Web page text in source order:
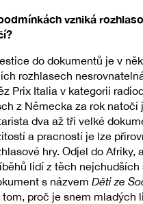
vzniká
do dokumentů je v
rozhlasech
Prix Italia v kategorii
z Německa za rok natočí
dva až tři velké
a pracností je lze
hry. Odjel do Afriky,
lidí z těch nejchudších
s názvem Děti ze
tom, proč je snem mladých